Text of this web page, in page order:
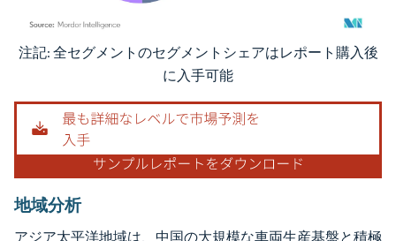
画像 © Mordor Intelligence。再利用にはCC BY 4.0の表示が必要です。
注記: 全セグメントのセグメントシェアはレポート購入後
に入手可能
地域分析
アジア太平洋地域は、中国の大規模な車両生産基盤と積極